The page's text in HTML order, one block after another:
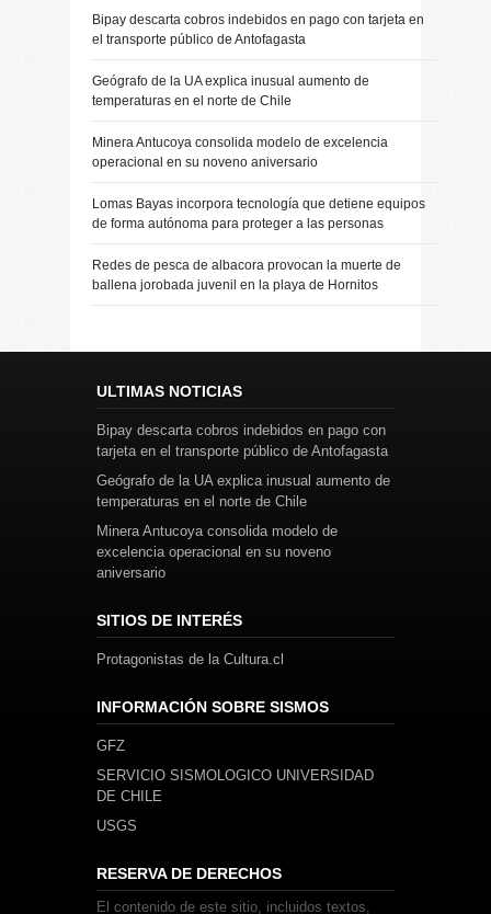
Bipay descarta cobros indebidos en pago con tarjeta en
el transporte público de Antofagasta
Geógrafo de la UA explica inusual aumento de
temperaturas en el norte de Chile
Minera Antucoya consolida modelo de excelencia
operacional en su noveno aniversario
Lomas Bayas incorpora tecnología que detiene equipos
de forma autónoma para proteger a las personas
Redes de pesca de albacora provocan la muerte de
ballena jorobada juvenil en la playa de Hornitos
ULTIMAS NOTICIAS
Bipay descarta cobros indebidos en pago con
tarjeta en el transporte público de Antofagasta
Geógrafo de la UA explica inusual aumento de
temperaturas en el norte de Chile
Minera Antucoya consolida modelo de
excelencia operacional en su noveno
aniversario
SITIOS DE INTERÉS
Protagonistas de la Cultura.cl
INFORMACIÓN SOBRE SISMOS
GFZ
SERVICIO SISMOLOGICO UNIVERSIDAD
DE CHILE
USGS
RESERVA DE DERECHOS
El contenido de este sitio, incluidos textos,